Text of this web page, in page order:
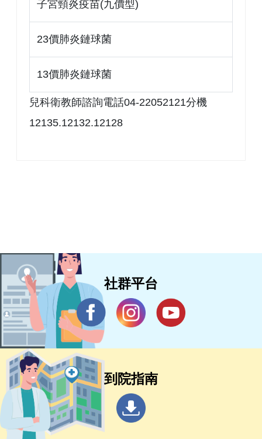
子宮頸炎疫苗(九價型)
23價肺炎鏈球菌
13價肺炎鏈球菌
兒科衛教師諮詢電話04-22052121分機
12135.12132.12128
社群平台
到院指南